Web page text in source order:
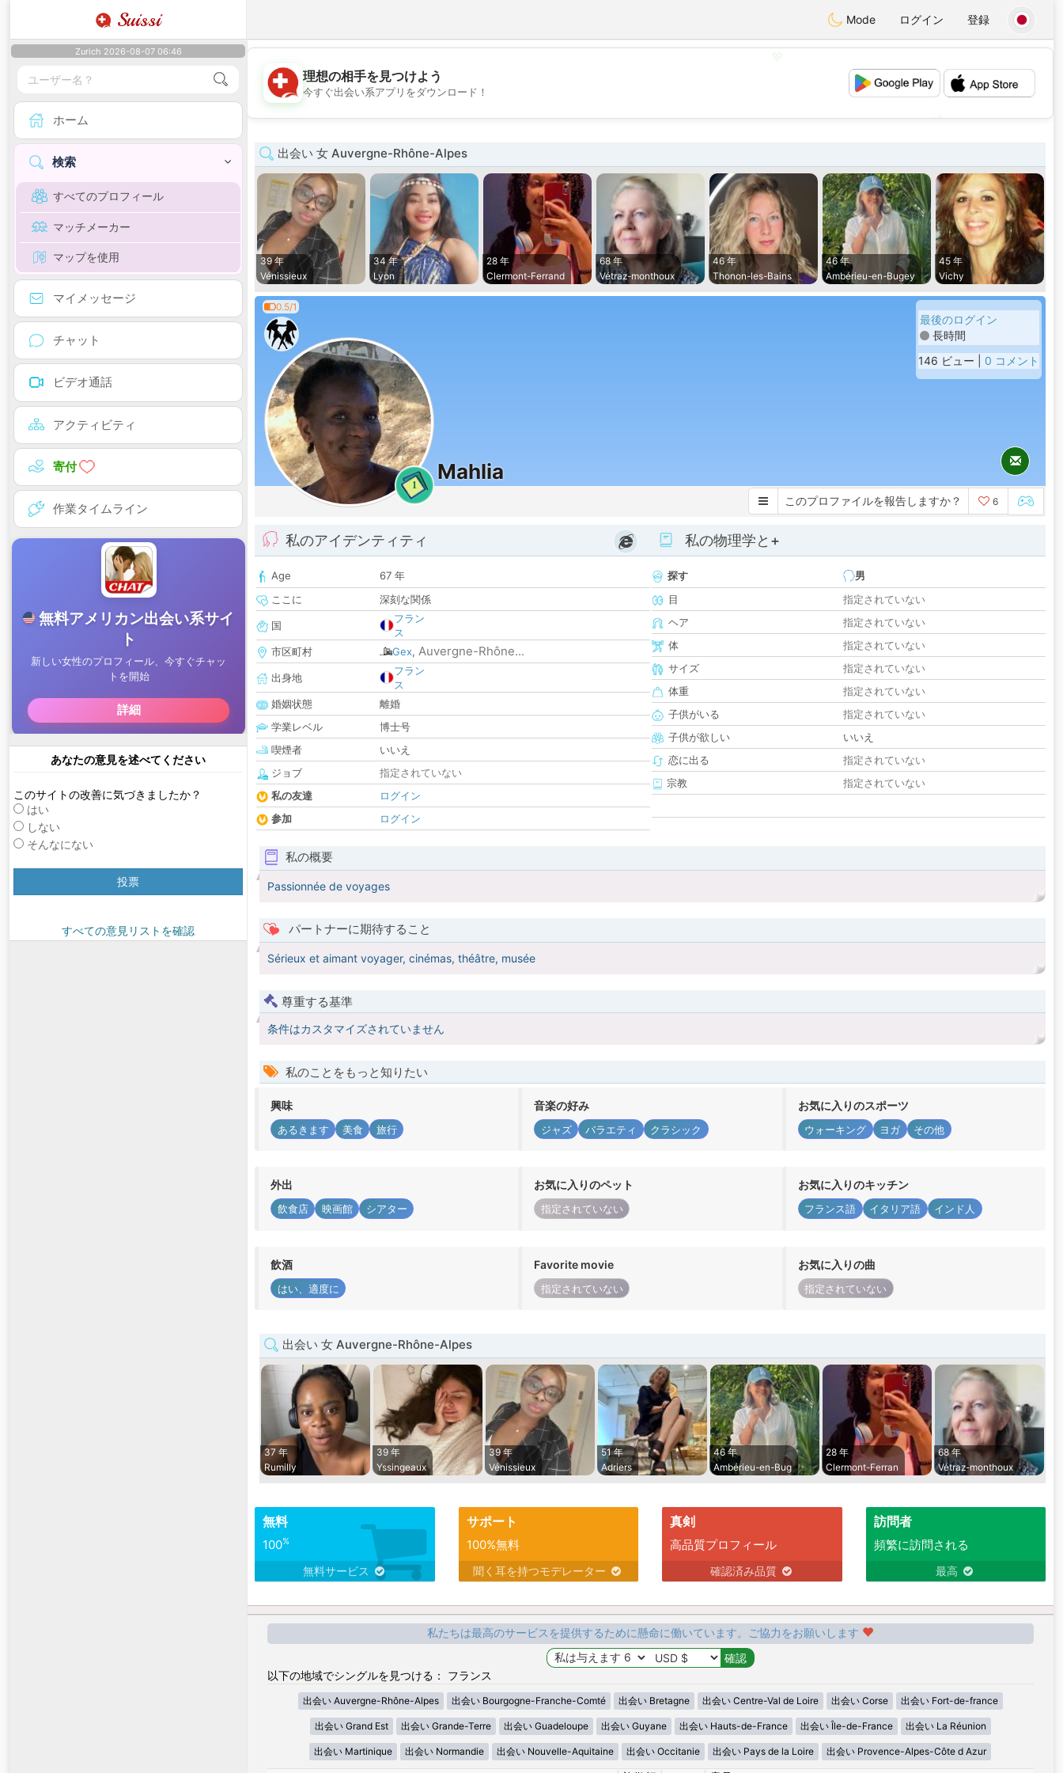
Suissi Mode ログイン 登録
Zurich 2026-08-07 06:46
ホーム
検索
すべてのプロフィール
マッチメーカー
マップを使用
マイメッセージ
チャット
ビデオ通話
アクティビティ
寄付
作業タイムライン
あなたの意見を述べてください
このサイトの改善に気づきましたか？
はい
しない
そんなにない
投票
すべての意見リストを確認
💖
💕
理想の相手を見つけよう
今すぐ出会い系アプリをダウンロード！
出会い 女 Auvergne-Rhône-Alpes
39 年
Vénissieux
34 年
Lyon
28 年
Clermont-Ferrand
68 年
Vétraz-monthoux
46 年
Thonon-les-Bains
46 年
Ambérieu-en-Bugey
45 年
Vichy
0.5/1
1
Mahlia
最後のログイン
長時間
146 ビュー | 0 コメント
このプロファイルを報告しますか？ 6
私のアイデンティティ
Age
67 年
ここに
深刻な関係
国
フラン
ス
市区町村
Gex, Auvergne-Rhône...
出身地
フラン
ス
婚姻状態
離婚
学業レベル
博士号
喫煙者
いいえ
ジョブ
指定されていない
私の友達
ログイン
参加
ログイン
私の物理学と+
探す
男
目
指定されていない
ヘア
指定されていない
体
指定されていない
サイズ
指定されていない
体重
指定されていない
子供がいる
指定されていない
子供が欲しい
いいえ
恋に出る
指定されていない
宗教
指定されていない
私の概要
Passionnée de voyages
パートナーに期待すること
Sérieux et aimant voyager, cinémas, théâtre, musée
尊重する基準
条件はカスタマイズされていません
私のことをもっと知りたい
興味
あるきます 美食 旅行
音楽の好み
ジャズ バラエティ クラシック
お気に入りのスポーツ
ウォーキング ヨガ その他
外出
飲食店 映画館 シアター
お気に入りのペット
指定されていない
お気に入りのキッチン
フランス語 イタリア語 インド人
飲酒
はい、適度に
Favorite movie
指定されていない
お気に入りの曲
指定されていない
出会い 女 Auvergne-Rhône-Alpes
37 年
Rumilly
39 年
Yssingeaux
39 年
Vénissieux
51 年
Adriers
46 年
Ambérieu-en-Bug
28 年
Clermont-Ferran
68 年
Vétraz-monthoux
無料
100%
無料サービス
サポート
100%無料
聞く耳を持つモデレーター
真剣
高品質プロフィール
確認済み品質
訪問者
頻繁に訪問される
最高
私たちは最高のサービスを提供するために懸命に働いています。ご協力をお願いします
以下の地域でシングルを見つける： フランス
出会い Auvergne-Rhône-Alpes 出会い Bourgogne-Franche-Comté 出会い Bretagne 出会い Centre-Val de Loire 出会い Corse 出会い Fort-de-france
出会い Grand Est 出会い Grande-Terre 出会い Guadeloupe 出会い Guyane 出会い Hauts-de-France 出会い Île-de-France 出会い La Réunion
出会い Martinique 出会い Normandie 出会い Nouvelle-Aquitaine 出会い Occitanie 出会い Pays de la Loire 出会い Provence-Alpes-Côte d Azur